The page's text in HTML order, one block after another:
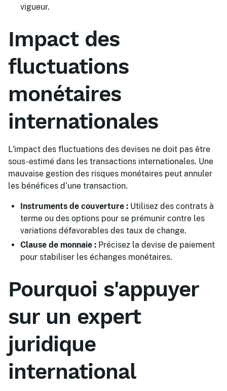
vigueur.
Impact des
fluctuations
monétaires
internationales
L'impact des fluctuations des devises ne doit pas être
sous-estimé dans les transactions internationales. Une
mauvaise gestion des risques monétaires peut annuler
les bénéfices d’une transaction.
Instruments de couverture : Utilisez des contrats à
terme ou des options pour se prémunir contre les
variations défavorables des taux de change.
Clause de monnaie : Précisez la devise de paiement
pour stabiliser les échanges monétaires.
Pourquoi s'appuyer
sur un expert
juridique
international